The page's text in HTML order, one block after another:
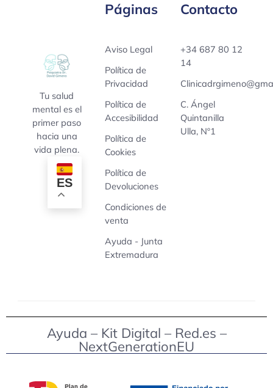
Tu salud
mental es el
primer paso
hacia una
vida plena.
ES
Páginas
Aviso Legal
Política de
Privacidad
Política de
Accesibilidad
Política de
Cookies
Política de
Devoluciones
Condiciones de
venta
Ayuda - Junta
Extremadura
Contacto
+34 687 80 12
14
C. Ángel
Quintanilla
Ulla, Nº1
Ayuda – Kit Digital – Red.es –
NextGenerationEU